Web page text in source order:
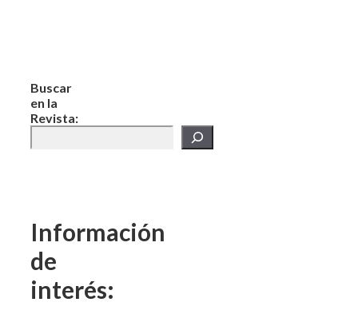
Buscar
en la
Revista:
Información
de
interés: